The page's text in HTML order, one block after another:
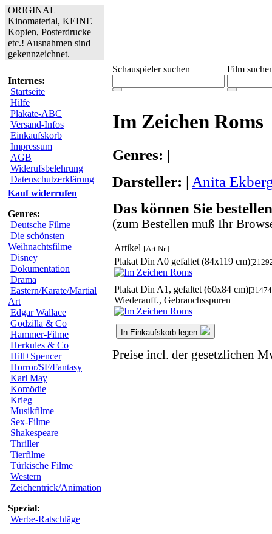
ORIGINAL
Kinomaterial, KEINE
Kopien, Posterdrucke
etc.! Ausnahmen sind
gekennzeichnet.
Internes:
Startseite
Hilfe
Plakate-ABC
Versand-Infos
Einkaufskorb
Impressum
AGB
Widerufsbelehrung
Datenschutzerklärung
Kauf widerrufen
Genres:
Deutsche Filme
Die schönsten
Weihnachtsfilme
Disney
Dokumentation
Drama
Eastern/Karate/Martial
Art
Edgar Wallace
Godzilla & Co
Hammer-Filme
Herkules & Co
Hill+Spencer
Horror/SF/Fantasy
Karl May
Komödie
Krieg
Musikfilme
Sex-Filme
Shakespeare
Thriller
Tierfilme
Türkische Filme
Western
Zeichentrick/Animation
Spezial:
Werbe-Ratschläge
Schauspieler suchen Film
Im Zeichen Roms
Genres: |
Darsteller: | Anita
Das können Sie
(zum Bestellen muß Ihr
Artikel [Art.Nr.]
Plakat Din A0 gefaltet (84x119 cm)
Plakat Din A1, gefaltet (60x84 cm)
Wiederauff., Gebrauchsspuren
In Einkaufskorb legen
Preise incl. der gesetzlichen